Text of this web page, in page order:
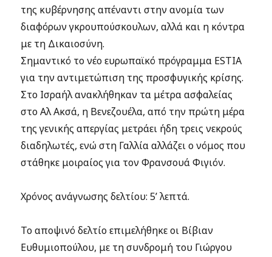
της κυβέρνησης απέναντι στην ανομία των
διαφόρων γκρουπούσκουλων, αλλά και η κόντρα
με τη Δικαιοσύνη.
Σημαντικό το νέο ευρωπαϊκό πρόγραμμα ESTIA
για την αντιμετώπιση της προσφυγικής κρίσης.
Στο Ισραήλ ανακλήθηκαν τα μέτρα ασφαλείας
στο Αλ Ακσά, η Βενεζουέλα, από την πρώτη μέρα
της γενικής απεργίας μετράει ήδη τρεις νεκρούς
διαδηλωτές, ενώ στη Γαλλία αλλάζει ο νόμος που
στάθηκε μοιραίος για τον Φρανσουά Φιγιόν.
Χρόνος ανάγνωσης δελτίου: 5’ λεπτά.
Το αποψινό δελτίο επιμελήθηκε οι Βίβιαν
Ευθυμιοπούλου, με τη συνδρομή του Γιώργου